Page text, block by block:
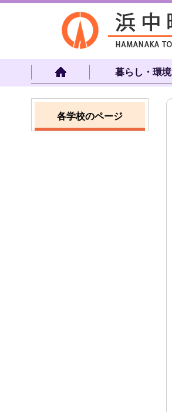
暮らし・環境
各学校のページ